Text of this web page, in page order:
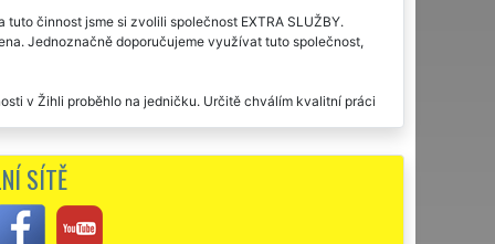
činnost jsme si zvolili společnost EXTRA SLUŽBY.
Jednoznačně doporučujeme využívat tuto společnost,
v Žihli proběhlo na jedničku. Určitě chválím kvalitní práci
doporučovat.
SÍTĚ